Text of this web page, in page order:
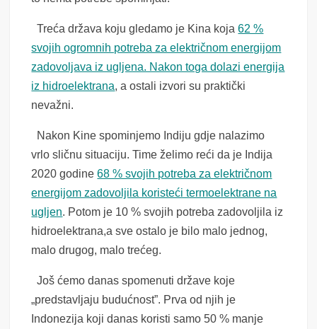
Treća država koju gledamo je Kina koja62 %
svojih ogromnih potreba za električnom energijom
zadovoljava iz ugljena. Nakon toga dolazi energija
iz hidroelektrana, a ostali izvori su praktički
nevažni.
Nakon Kine spominjemo Indiju gdje nalazimo
vrlo sličnu situaciju. Time želimo reći da je Indija
2020 godine68 % svojih potreba za električnom
energijom zadovoljila koristeći termoelektrane na
ugljen. Potom je 10 % svojih potreba zadovoljila iz
hidroelektrana,a sve ostalo je bilo malo jednog,
malo drugog, malo trećeg.
Još ćemo danas spomenuti države koje
„predstavljaju budućnost”. Prva od njih je
Indonezija koji danas koristi samo 50 % manje